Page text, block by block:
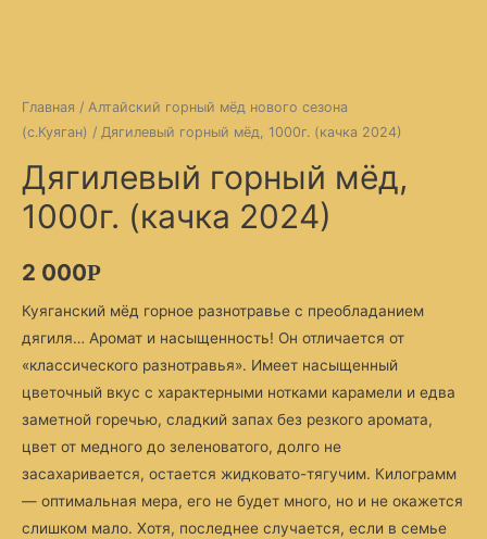
Главная / Алтайский горный мёд нового сезона
(с.Куяган) / Дягилевый горный мёд, 1000г. (качка 2024)
Дягилевый горный мёд,
1000г. (качка 2024)
2 000Р
Куяганский мёд горное разнотравье с преобладанием
дягиля… Аромат и насыщенность! Он отличается от
«классического разнотравья». Имеет насыщенный
цветочный вкус с характерными нотками карамели и едва
заметной горечью, сладкий запах без резкого аромата,
цвет от медного до зеленоватого, долго не
засахаривается, остается жидковато-тягучим. Килограмм
— оптимальная мера, его не будет много, но и не окажется
слишком мало. Хотя, последнее случается, если в семье